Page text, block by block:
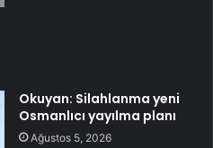
Okuyan: Silahlanma yeni
Osmanlıcı yayılma planı
Ağustos 5, 2026